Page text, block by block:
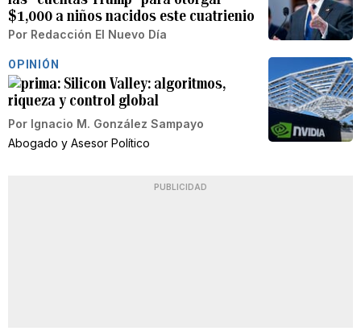
$1,000 a niños nacidos este cuatrienio
Por Redacción El Nuevo Día
OPINIÓN
Silicon Valley: algoritmos,
riqueza y control global
Por Ignacio M. González Sampayo
Abogado y Asesor Político
PUBLICIDAD